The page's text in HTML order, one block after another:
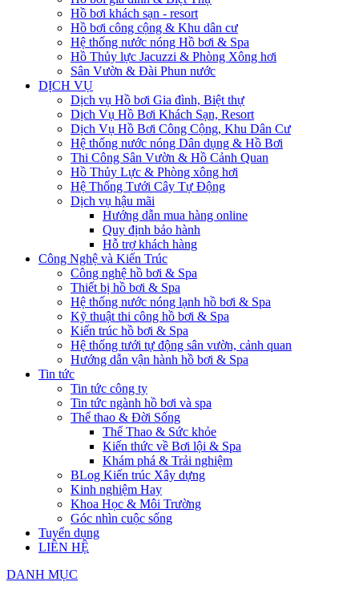
Hồ bơi khách sạn - resort
Hồ bơi công cộng & Khu dân cư
Hệ thống nước nóng Hồ bơi & Spa
Hồ Thủy lực Jacuzzi & Phòng Xông hơi
Sân Vườn & Đài Phun nước
DỊCH VỤ
Dịch vụ Hồ bơi Gia đình, Biệt thự
Dịch Vụ Hồ Bơi Khách Sạn, Resort
Dịch Vụ Hồ Bơi Công Cộng, Khu Dân Cư
Hệ thống nước nóng Dân dụng & Hồ Bơi
Thi Công Sân Vườn & Hồ Cảnh Quan
Hồ Thủy Lực & Phòng xông hơi
Hệ Thống Tưới Cây Tự Động
Dịch vụ hậu mãi
Hướng dẫn mua hàng online
Quy định bảo hành
Hỗ trợ khách hàng
Công Nghệ và Kiến Trúc
Công nghệ hồ bơi & Spa
Thiết bị hồ bơi & Spa
Hệ thống nước nóng lạnh hồ bơi & Spa
Kỹ thuật thi công hồ bơi & Spa
Kiến trúc hồ bơi & Spa
Hệ thống tưới tự động sân vườn, cảnh quan
Hướng dẫn vận hành hồ bơi & Spa
Tin tức
Tin tức công ty
Tin tức ngành hồ bơi và spa
Thể thao & Đời Sống
Thể Thao & Sức khỏe
Kiến thức về Bơi lội & Spa
Khám phá & Trải nghiệm
BLog Kiến trúc Xây dựng
Kinh nghiệm Hay
Khoa Học & Môi Trường
Góc nhìn cuộc sống
Tuyển dụng
LIÊN HỆ
DANH MỤC